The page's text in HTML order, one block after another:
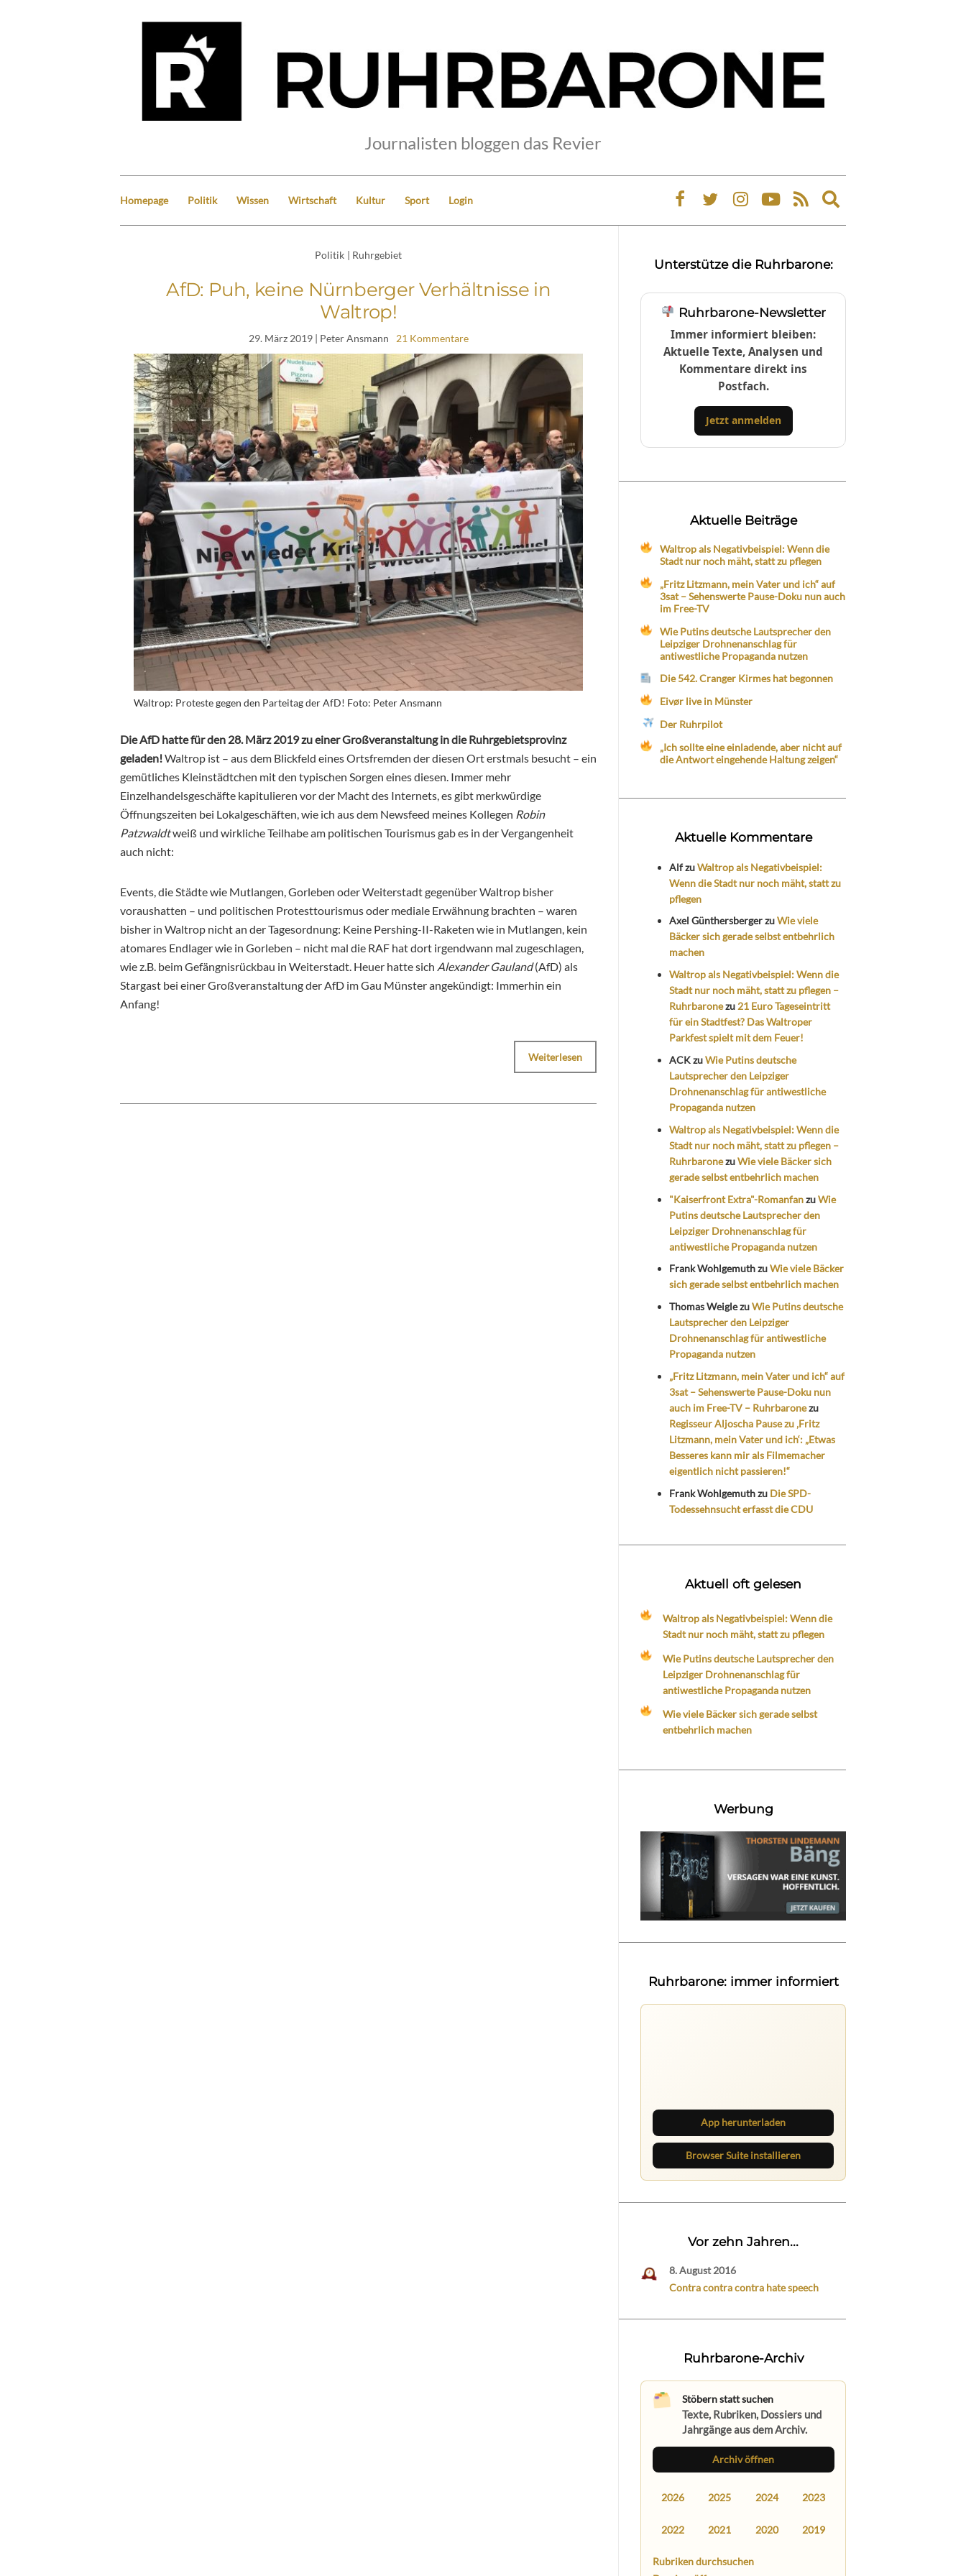
Journalisten bloggen das Revier
Homepage Politik Wissen Wirtschaft Kultur Sport Login
Expand
search
Politik | Ruhrgebiet
AfD: Puh, keine Nürnberger Verhältnisse in
Waltrop!
29. März 2019| Peter Ansmann 21 Kommentare
Waltrop: Proteste gegen den Parteitag der AfD! Foto: Peter Ansmann
Die AfD hatte für den 28. März 2019 zu einer Großveranstaltung in die Ruhrgebietsprovinz
geladen! Waltrop ist – aus dem Blickfeld eines Ortsfremden der diesen Ort erstmals besucht – ein
gemütliches Kleinstädtchen mit den typischen Sorgen eines diesen. Immer mehr
Einzelhandelsgeschäfte kapitulieren vor der Macht des Internets, es gibt merkwürdige
Öffnungszeiten bei Lokalgeschäften, wie ich aus dem Newsfeed meines Kollegen Robin
Patzwaldtweiß und wirkliche Teilhabe am politischen Tourismus gab es in der Vergangenheit
auch nicht:
Events, die Städte wie Mutlangen, Gorleben oder Weiterstadt gegenüber Waltrop bisher
voraushatten – und politischen Protesttourismus oder mediale Erwähnung brachten – waren
bisher in Waltrop nicht an der Tagesordnung: Keine Pershing-II-Raketen wie in Mutlangen, kein
atomares Endlager wie in Gorleben – nicht mal die RAF hat dort irgendwann mal zugeschlagen,
wie z.B. beim Gefängnisrückbau in Weiterstadt. Heuer hatte sich Alexander Gauland(AfD) als
Stargast bei einer Großveranstaltung der AfD im Gau Münster angekündigt: Immerhin ein
Anfang!
Weiterlesen
Unterstütze die Ruhrbarone:
Ruhrbarone-Newsletter
Immer informiert bleiben:
Aktuelle Texte, Analysen und
Kommentare direkt ins
Postfach.
Jetzt anmelden
Aktuelle Beiträge
Waltrop als Negativbeispiel: Wenn die
Stadt nur noch mäht, statt zu pflegen
„Fritz Litzmann, mein Vater und ich“ auf
3sat – Sehenswerte Pause-Doku nun auch
im Free-TV
Wie Putins deutsche Lautsprecher den
Leipziger Drohnenanschlag für
antiwestliche Propaganda nutzen
Die 542. Cranger Kirmes hat begonnen
Eivør live in Münster
Der Ruhrpilot
„Ich sollte eine einladende, aber nicht auf
die Antwort eingehende Haltung zeigen“
Aktuelle Kommentare
AlfzuWaltrop als Negativbeispiel:
Wenn die Stadt nur noch mäht, statt zu
pflegen
Axel GünthersbergerzuWie viele
Bäcker sich gerade selbst entbehrlich
machen
Waltrop als Negativbeispiel: Wenn die
Stadt nur noch mäht, statt zu pflegen –
Ruhrbaronezu 21 Euro Tageseintritt
für ein Stadtfest? Das Waltroper
Parkfest spielt mit dem Feuer!
ACKzuWie Putins deutsche
Lautsprecher den Leipziger
Drohnenanschlag für antiwestliche
Propaganda nutzen
Waltrop als Negativbeispiel: Wenn die
Stadt nur noch mäht, statt zu pflegen –
RuhrbaronezuWie viele Bäcker sich
gerade selbst entbehrlich machen
"Kaiserfront Extra"-RomanfanzuWie
Putins deutsche Lautsprecher den
Leipziger Drohnenanschlag für
antiwestliche Propaganda nutzen
Frank WohlgemuthzuWie viele Bäcker
sich gerade selbst entbehrlich machen
Thomas WeiglezuWie Putins deutsche
Lautsprecher den Leipziger
Drohnenanschlag für antiwestliche
Propaganda nutzen
„Fritz Litzmann, mein Vater und ich“ auf
3sat – Sehenswerte Pause-Doku nun
auch im Free-TV – Ruhrbaronezu
Regisseur Aljoscha Pause zu ‚Fritz
Litzmann, mein Vater und ich‘: „Etwas
Besseres kann mir als Filmemacher
eigentlich nicht passieren!“
Frank Wohlgemuthzu Die SPD-
Todessehnsucht erfasst die CDU
Aktuell oft gelesen
Waltrop als Negativbeispiel: Wenn die
Stadt nur noch mäht, statt zu pflegen
Wie Putins deutsche Lautsprecher den
Leipziger Drohnenanschlag für
antiwestliche Propaganda nutzen
Wie viele Bäcker sich gerade selbst
entbehrlich machen
Werbung
Ruhrbarone: immer informiert
App herunterladen
Browser Suite installieren
Vor zehn Jahren...
8. August 2016
Contra contra contra hate speech
Ruhrbarone-Archiv
Stöbern statt suchen
Texte, Rubriken, Dossiers und
Jahrgänge aus dem Archiv.
Archiv öffnen
2026 2025 2024 2023
2022 2021 2020 2019
Rubriken durchsuchen